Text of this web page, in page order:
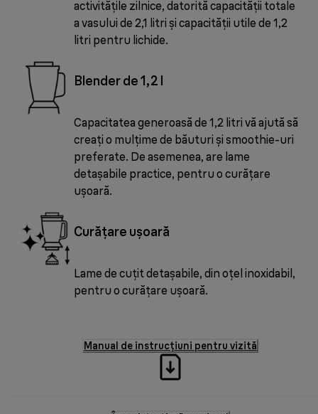
activitățile zilnice, datorită capacității totale
a vasului de 2,1 litri și capacității utile de 1,2
litri pentru lichide.
Blender de 1,2 l
Capacitatea generoasă de 1,2 litri vă ajută să
creați o mulțime de băuturi și smoothie-uri
preferate. De asemenea, are lame
detașabile practice, pentru o curățare
ușoară.
Curățare ușoară
Lame de cuțit detașabile, din oțel inoxidabil,
pentru o curățare ușoară.
Manual de instrucțiuni pentru vizită